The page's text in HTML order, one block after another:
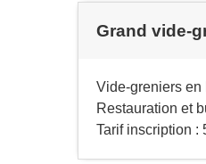
Grand vide-
Vide-greniers en
Restauration et
Tarif inscription :